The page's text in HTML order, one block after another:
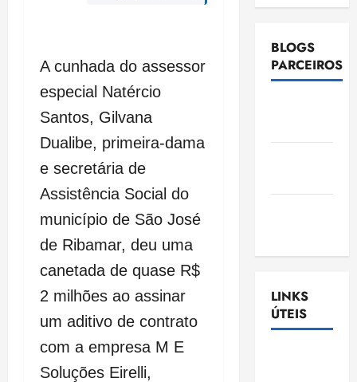
A cunhada do assessor
especial Natércio
Santos, Gilvana
Dualibe, primeira-dama
e secretária de
Assistência Social do
município de São José
de Ribamar, deu uma
canetada de quase R$
2 milhões ao assinar
um aditivo de contrato
com a empresa M E
Soluções Eirelli,
BLOGS
PARCEIROS
LINKS
ÚTEIS